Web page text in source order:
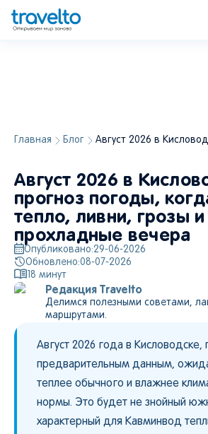
Главная Блог Август 2026 в
Август 2026 в
прогноз погоды,
тепло, ливни, грозы и
прохладные вечера
Опубликовано:29-06-2026
Обновлено:08-07-2026
18 минут
Редакция Travelto
Делимся полезными советами,
маршрутами.
Август 2026 года в Кисловодске,
предварительным данным,
теплее обычного и влажнее
нормы. Это будет не знойный
характерный для Кавминвод